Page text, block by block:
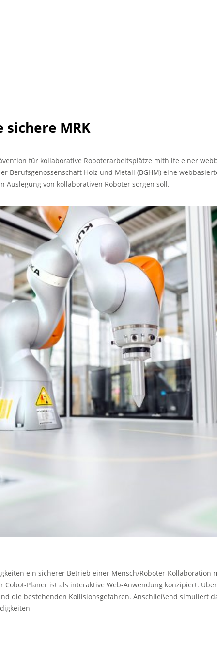
sichere MRK
für kollaborative Roboterarbeitsplätze mithilfe einer
Berufsgenossenschaft Holz und Metall (BGHM) eine
Auslegung von kollaborativen Roboter sorgen soll.
ein sicherer Betrieb einer Mensch/Roboter-Kollaboration
Cobot-Planer ist als interaktive Web-Anwendung konzipiert.
die bestehenden Kollisionsgefahren. Anschließend simuliert